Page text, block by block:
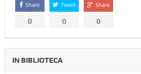
Share
0
Tweet
0
Share
0
IN BIBLIOTECA